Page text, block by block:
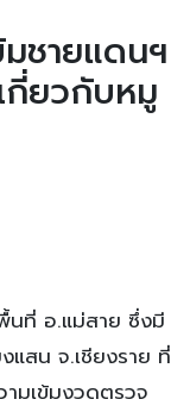
ชายแดนฯ
ยวกับหมู
นที่ อ.แม่สาย ซึ่งมี
แสน จ.เชียงราย ที่
มเข้มงวดตรวจ